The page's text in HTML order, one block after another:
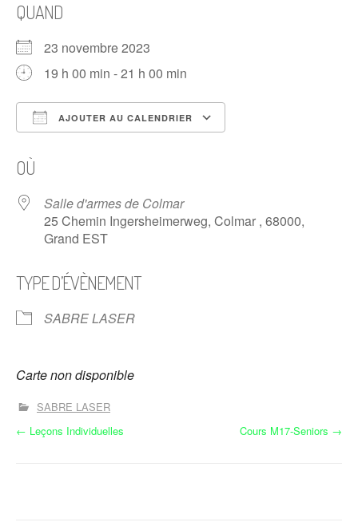
QUAND
23 novembre 2023
19 h 00 min - 21 h 00 min
AJOUTER AU CALENDRIER
OÙ
Salle d'armes de Colmar
25 Chemin Ingersheimerweg, Colmar , 68000,
Grand EST
TYPE D’ÉVÈNEMENT
SABRE LASER
Carte non disponible
SABRE LASER
N
← Leçons Individuelles Cours M17-Seniors →